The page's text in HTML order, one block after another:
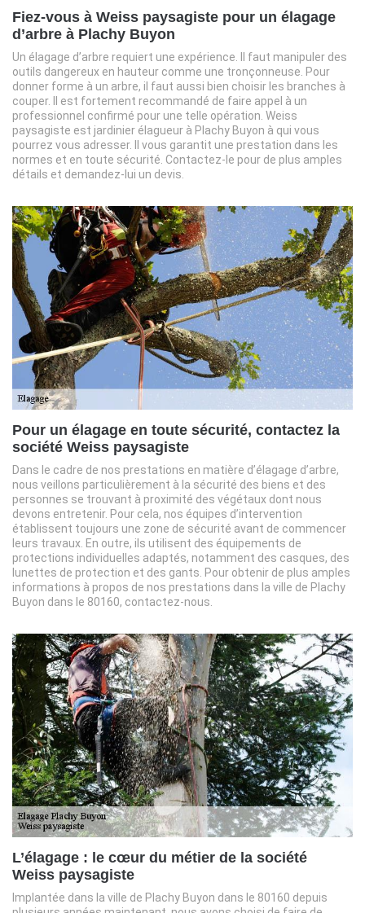
Fiez-vous à Weiss paysagiste pour un élagage
d’arbre à Plachy Buyon
Un élagage d’arbre requiert une expérience. Il faut manipuler des
outils dangereux en hauteur comme une tronçonneuse. Pour
donner forme à un arbre, il faut aussi bien choisir les branches à
couper. Il est fortement recommandé de faire appel à un
professionnel confirmé pour une telle opération. Weiss
paysagiste est jardinier élagueur à Plachy Buyon à qui vous
pourrez vous adresser. Il vous garantit une prestation dans les
normes et en toute sécurité. Contactez-le pour de plus amples
détails et demandez-lui un devis.
Pour un élagage en toute sécurité, contactez la
société Weiss paysagiste
Dans le cadre de nos prestations en matière d’élagage d’arbre,
nous veillons particulièrement à la sécurité des biens et des
personnes se trouvant à proximité des végétaux dont nous
devons entretenir. Pour cela, nos équipes d’intervention
établissent toujours une zone de sécurité avant de commencer
leurs travaux. En outre, ils utilisent des équipements de
protections individuelles adaptés, notamment des casques, des
lunettes de protection et des gants. Pour obtenir de plus amples
informations à propos de nos prestations dans la ville de Plachy
Buyon dans le 80160, contactez-nous.
L’élagage : le cœur du métier de la société
Weiss paysagiste
Implantée dans la ville de Plachy Buyon dans le 80160 depuis